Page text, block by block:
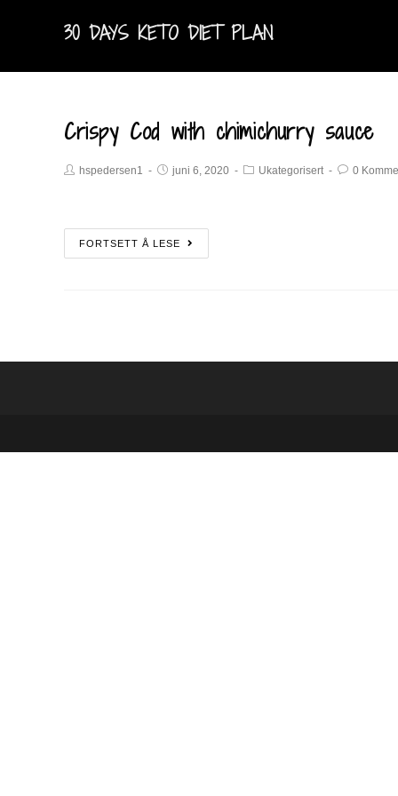
30 DAYS KETO DIET PLAN
Crispy Cod with chimichurry sauce
hspedersen1 juni 6, 2020 Ukategorisert 0
FORTSETT Å LESE